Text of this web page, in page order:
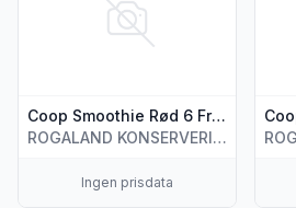
Coop Smoothie Rød 6 Frukter 250ml
ROGALAND KONSERVERINGSFABRIKK AS
Ingen prisdata